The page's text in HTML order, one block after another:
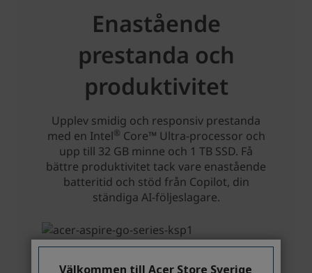
Välkommen till Acer Store Sverige